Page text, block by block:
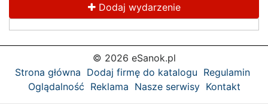
Dodaj wydarzenie
© 2026 eSanok.pl
Strona główna Dodaj firmę do katalogu Regulamin
Oglądalność Reklama Nasze serwisy Kontakt